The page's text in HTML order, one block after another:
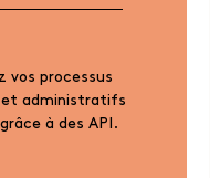
vos processus
et administratifs
à des API.